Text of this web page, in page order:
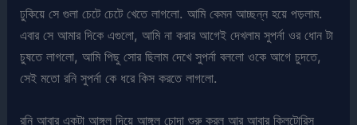
ঢুকিয়ে সে গুলা চেটে চেটে খেতে লাগলো. আমি কেমন আচ্ছন্ন হয়ে পড়লাম.
এবার সে আমার দিকে এগুলো, আমি না করার আগেই দেখলাম সুপর্না ওর ধোন টা
চুষতে লাগলো, আমি পিছু সোর ছিলাম দেখে সুপর্না বললো ওকে আগে চুদতে,
সেই মতো রনি সুপর্না কে ধরে কিস করতে লাগলো.
রনি আবার একটা আঙ্গুল দিয়ে আঙ্গুল চোদা শুরু করল আর আবার ক্লিটোরিস